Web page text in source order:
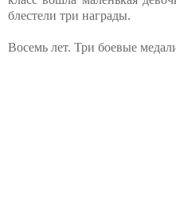
блестели три награды.
Восемь лет. Три боевые